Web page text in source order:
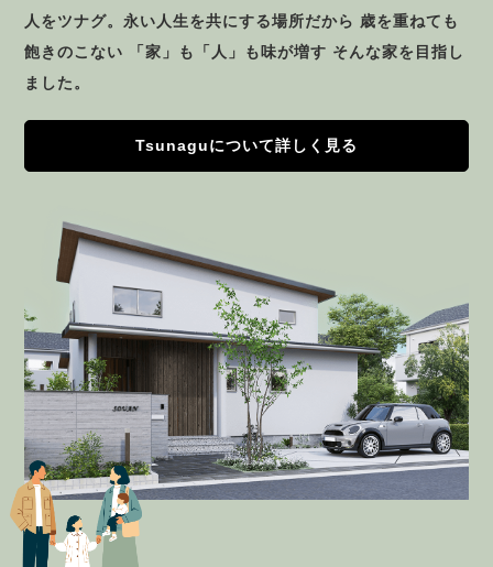
人をツナグ。永い人生を共にする場所だから 歳を重ねても
飽きのこない 「家」も「人」も味が増す そんな家を目指し
ました。
Tsunaguについて詳しく見る